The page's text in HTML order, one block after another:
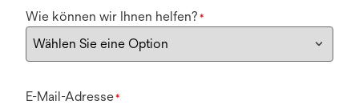
Wie können wir Ihnen helfen? *
E-Mail-Adresse*